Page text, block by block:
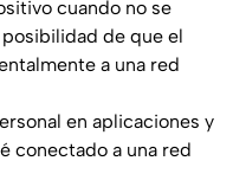
cuando no se
de que el
a una red
en aplicaciones y
conectado a una red